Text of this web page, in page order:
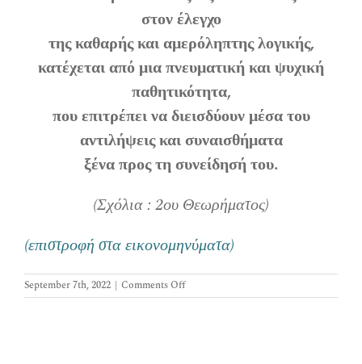
στον έλεγχο
της καθαρής και αμερόληπτης λογικής,
κατέχεται από μια πνευματική και ψυχική
παθητικότητα,
που επιτρέπει να διεισδύουν μέσα του
αντιλήψεις και συναισθήματα
ξένα προς τη συνείδησή του.
(Σχόλια : 2ου Θεωρήματος)
(επιστροφή στα εικονομηνύματα)
September 7th, 2022 | Comments Offon